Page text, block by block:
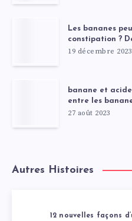
Les bananes
constipation ?
19 décembre 2023
banane et
entre les
27 août 2023
Autres Histoires
12 nouvelles façons